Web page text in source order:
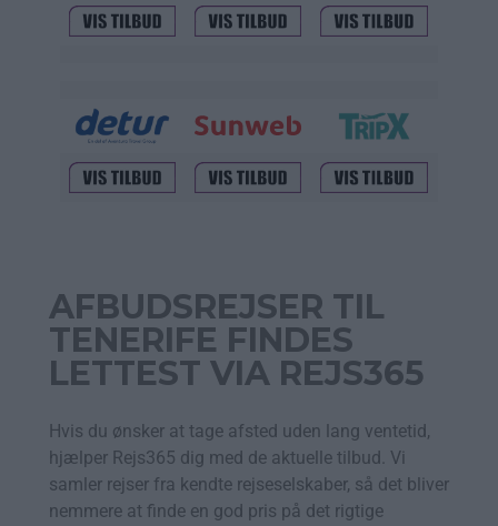
AFBUDSREJSER TIL
TENERIFE FINDES
LETTEST VIA REJS365
Hvis du ønsker at tage afsted uden lang ventetid,
hjælper Rejs365 dig med de aktuelle tilbud. Vi
samler rejser fra kendte rejseselskaber, så det bliver
nemmere at finde en god pris på det rigtige